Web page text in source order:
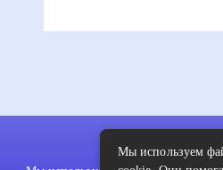
Мы используем